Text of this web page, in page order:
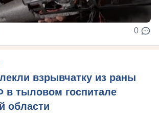
0
взрывчатку из раны
в тыловом госпитале
области